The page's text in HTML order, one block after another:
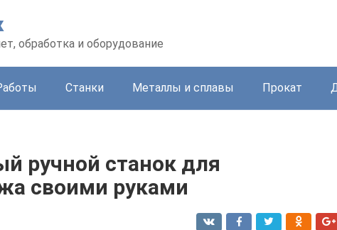
обработка и оборудование
Станки Металлы и сплавы Прокат
ручной станок для
своими руками